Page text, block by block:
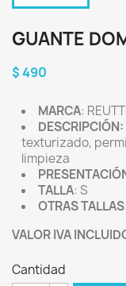
GUANTE
$ 490
MARCA:
DESCRIPCIÓN:
texturizado,
limpieza
TALLA: S
OTRAS TALLAS
VALOR IVA
Cantidad